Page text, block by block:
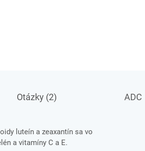
Otázky (2) ADC
luteín a zeaxantín sa vo
a vitamíny C a E.